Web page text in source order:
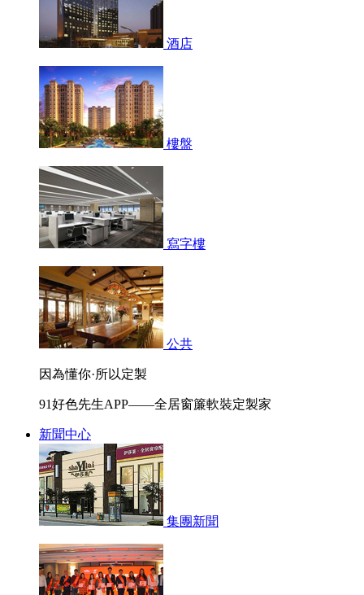
酒店
樓盤
寫字樓
公共
因為懂你·所以定製
91好色先生APP——全居窗簾軟裝定製家
新聞中心
集團新聞